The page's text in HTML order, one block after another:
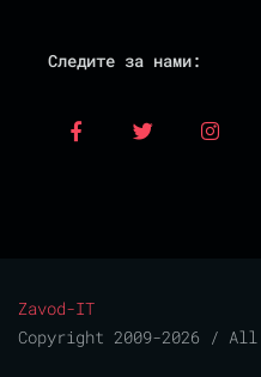
Следите за нами:
Zavod-IT
Copyright 2009-2026 /